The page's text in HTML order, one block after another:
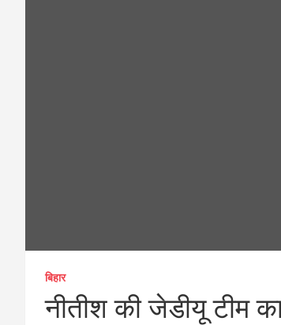
बिहार
नीतीश की जेडीयू टीम